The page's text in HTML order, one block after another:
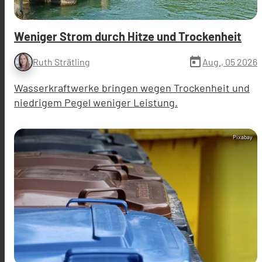
Weniger Strom durch Hitze und Trockenheit
Ruth Strätling today Aug., 05 2026
Wasserkraftwerke bringen wegen Trockenheit und
niedrigem Pegel weniger Leistung.
Pixabay